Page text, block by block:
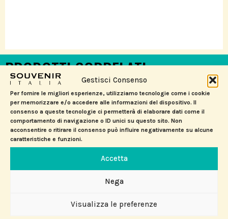
Gestisci Consenso
Per fornire le migliori esperienze, utilizziamo tecnologie come i cookie
per memorizzare e/o accedere alle informazioni del dispositivo. Il
consenso a queste tecnologie ci permetterà di elaborare dati come il
comportamento di navigazione o ID unici su questo sito. Non
acconsentire o ritirare il consenso può influire negativamente su alcune
caratteristiche e funzioni.
Accetta
Nega
Visualizza le preferenze
PRODOTTI CORRELATI